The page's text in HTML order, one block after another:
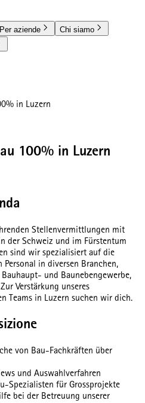
Per aziende
Chi siamo
in Luzern
100% in Luzern
Stellenvermittlungen mit
der Schweiz und im Fürstentum
sind wir spezialisiert auf die
in diversen Branchen,
und Baunebengewerbe,
Verstärkung unseres
Teams in Luzern suchen wir dich.
von Bau-Fachkräften über
und Auswahlverfahren
Spezialisten für Grossprojekte
bei der Betreuung unserer